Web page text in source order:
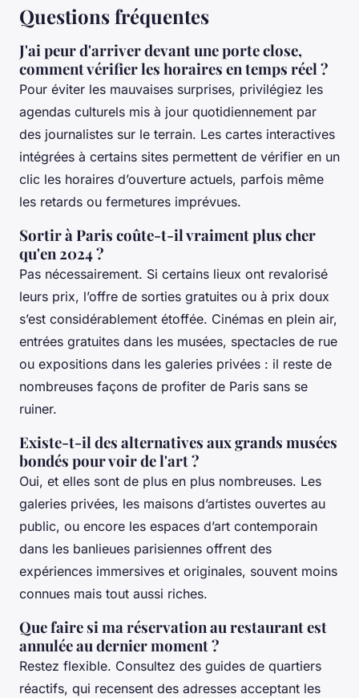
Questions fréquentes
J'ai peur d'arriver devant une porte close,
comment vérifier les horaires en temps réel ?
Pour éviter les mauvaises surprises, privilégiez les
agendas culturels mis à jour quotidiennement par
des journalistes sur le terrain. Les cartes interactives
intégrées à certains sites permettent de vérifier en un
clic les horaires d’ouverture actuels, parfois même
les retards ou fermetures imprévues.
Sortir à Paris coûte-t-il vraiment plus cher
qu'en 2024 ?
Pas nécessairement. Si certains lieux ont revalorisé
leurs prix, l’offre de sorties gratuites ou à prix doux
s’est considérablement étoffée. Cinémas en plein air,
entrées gratuites dans les musées, spectacles de rue
ou expositions dans les galeries privées : il reste de
nombreuses façons de profiter de Paris sans se
ruiner.
Existe-t-il des alternatives aux grands musées
bondés pour voir de l'art ?
Oui, et elles sont de plus en plus nombreuses. Les
galeries privées, les maisons d’artistes ouvertes au
public, ou encore les espaces d’art contemporain
dans les banlieues parisiennes offrent des
expériences immersives et originales, souvent moins
connues mais tout aussi riches.
Que faire si ma réservation au restaurant est
annulée au dernier moment ?
Restez flexible. Consultez des guides de quartiers
réactifs, qui recensent des adresses acceptant les